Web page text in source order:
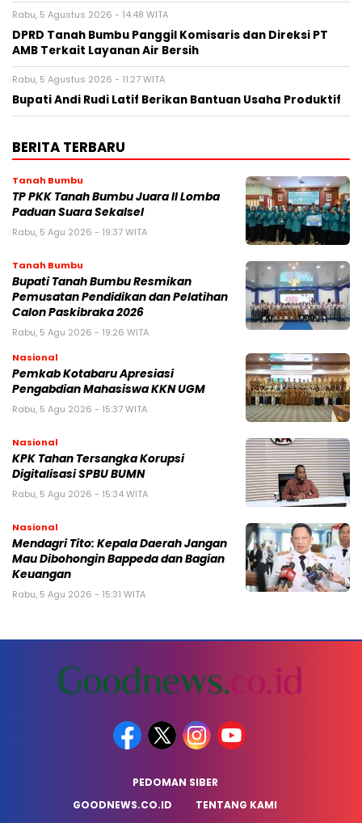
Rabu, 5 Agustus 2026 - 14:48 WITA
DPRD Tanah Bumbu Panggil Komisaris dan Direksi PT
AMB Terkait Layanan Air Bersih
Rabu, 5 Agustus 2026 - 11:27 WITA
Bupati Andi Rudi Latif Berikan Bantuan Usaha Produktif
BERITA TERBARU
Tanah Bumbu
TP PKK Tanah Bumbu Juara II Lomba
Paduan Suara Sekalsel
Rabu, 5 Agu 2026 - 19:37 WITA
Tanah Bumbu
Bupati Tanah Bumbu Resmikan
Pemusatan Pendidikan dan Pelatihan
Calon Paskibraka 2026
Rabu, 5 Agu 2026 - 19:26 WITA
Nasional
Pemkab Kotabaru Apresiasi
Pengabdian Mahasiswa KKN UGM
Rabu, 5 Agu 2026 - 15:37 WITA
Nasional
KPK Tahan Tersangka Korupsi
Digitalisasi SPBU BUMN
Rabu, 5 Agu 2026 - 15:34 WITA
Nasional
Mendagri Tito: Kepala Daerah Jangan
Mau Dibohongin Bappeda dan Bagian
Keuangan
Rabu, 5 Agu 2026 - 15:31 WITA
PEDOMAN SIBER
GOODNEWS.CO.ID
TENTANG KAMI